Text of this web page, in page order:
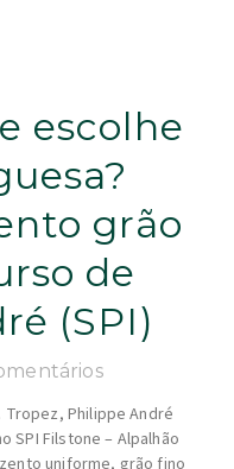
escolhe
grão
de
(SPI)
Philippe André
SPI Filstone – Alpalhão